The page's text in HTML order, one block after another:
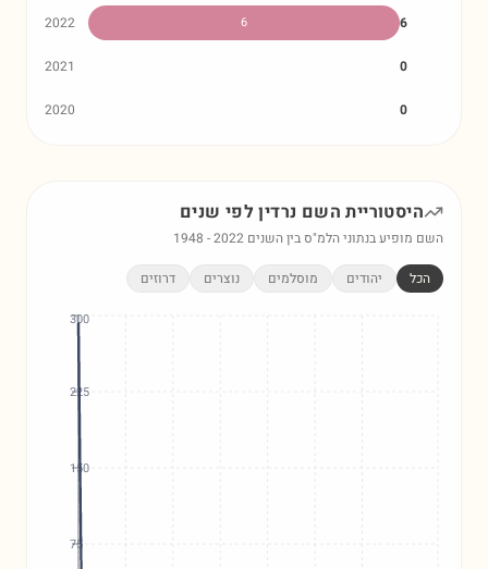
2022 6 6
2021 0
2020 0
היסטוריית השם נרדיןלפי שנים
השם מופיע בנתוני הלמ"ס בין השנים 1948 -2022
הכל יהודים מוסלמים נוצרים דרוזים
75
150
225
300